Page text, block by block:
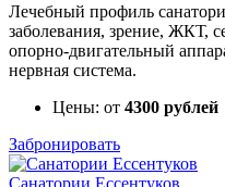
Лечебный профиль
заболевания, зрение, ЖКТ,
опорно-двигательный
нервная система.
Цены: от 4300 рублей
Забронировать
Санатории Ессентуков